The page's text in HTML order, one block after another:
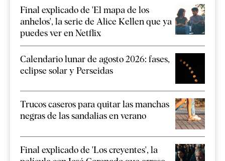
Final explicado de 'El mapa de los
anhelos', la serie de Alice Kellen que ya
puedes ver en Netflix
Calendario lunar de agosto 2026: fases,
eclipse solar y Perseidas
Trucos caseros para quitar las manchas
negras de las sandalias en verano
Final explicado de 'Los creyentes', la